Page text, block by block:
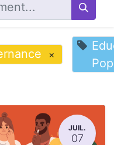
×
Pop
JUIL.
07